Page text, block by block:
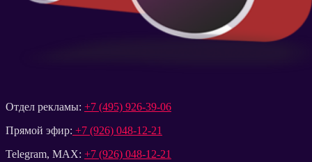
Отдел рекламы: +7 (495) 926-39-06
Прямой эфир: +7 (926) 048-12-21
Telegram, MAX: +7 (926) 048-12-21